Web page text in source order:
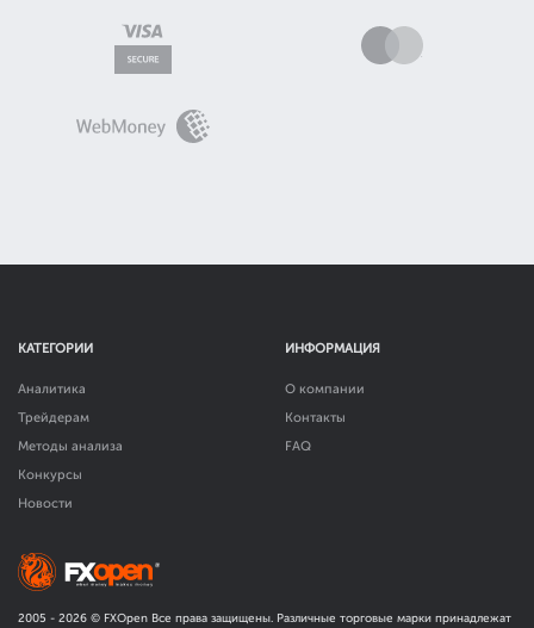
КАТЕГОРИИ
Аналитика
Трейдерам
Методы анализа
Конкурсы
Новости
ИНФОРМАЦИЯ
О компании
Контакты
FAQ
2005 - 2026 © FXOpen Все права защищены. Различные торговые марки принадлежат